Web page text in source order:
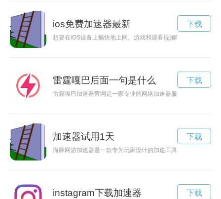
ios免费加速器最新
想要在iOS设备上畅快地上网、游戏和观看视频吗？现在有了
下载
雷霆嘎巴后面一句是什么
雷霆嘎巴加速器官网是一家专业的网络加速器服务提供商，旨
下载
加速器试用1天
海豚网游加速器是一款专为玩家设计的加速工具，能够提升网
下载
instagram下载加速器 下载